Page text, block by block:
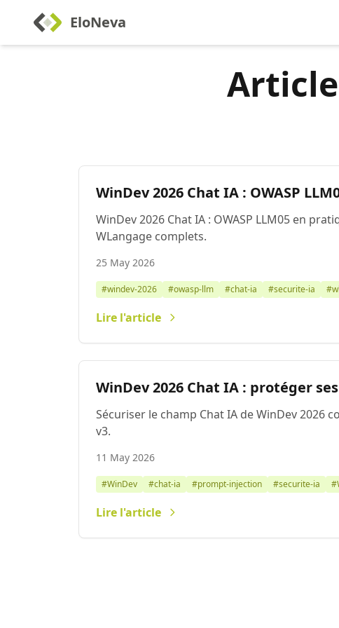
EloNeva
WinDev 2026 Chat IA : OWASP
WinDev 2026 Chat IA : OWASP LLM05 en
WLangage complets.
25 May 2026
#windev-2026 #owasp-llm #chat-ia #securite-ia
Lire l'article
WinDev 2026 Chat IA : protéger
Sécuriser le champ Chat IA de WinDev
v3.
11 May 2026
#WinDev #chat-ia #prompt-injection #securite-ia
Lire l'article